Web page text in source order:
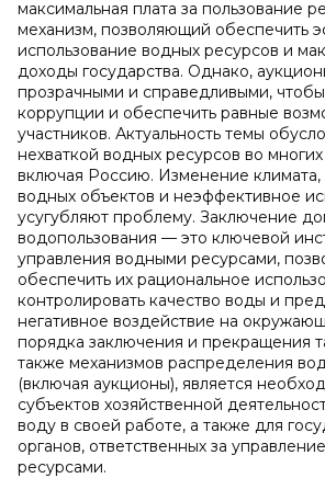
максимальная плата за пользование
механизм, позволяющий обеспечить
использование водных ресурсов и
доходы государства. Однако,
прозрачными и справедливыми,
коррупции и обеспечить равные
участников. Актуальность темы
нехваткой водных ресурсов во
включая Россию. Изменение климата,
водных объектов и неэффективное
усугубляют проблему. Заключение
водопользования — это ключевой
управления водными ресурсами,
обеспечить их рациональное
контролировать качество воды и
негативное воздействие на
порядка заключения и прекращения
также механизмов распределения
(включая аукционы), является
субъектов хозяйственной
воду в своей работе, а также для
органов, ответственных за
ресурсами.